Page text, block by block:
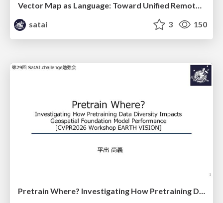
Vector Map as Language: Toward Unified Remote Sensing Vector Mapping
satai
3 150